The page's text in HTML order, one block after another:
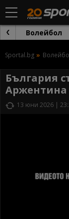
Волейбол
Sportal.bg
България
Аржентина
13 юни 2026 |